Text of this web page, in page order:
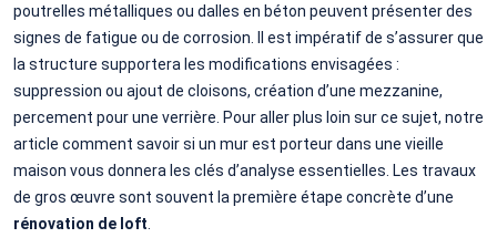
poutrelles métalliques ou dalles en béton peuvent présenter des
signes de fatigue ou de corrosion. Il est impératif de s’assurer que
la structure supportera les modifications envisagées :
suppression ou ajout de cloisons, création d’une mezzanine,
percement pour une verrière. Pour aller plus loin sur ce sujet, notre
article comment savoir si un mur est porteur dans une vieille
maison vous donnera les clés d’analyse essentielles. Les travaux
de gros œuvre sont souvent la première étape concrète d’une
rénovation de loft